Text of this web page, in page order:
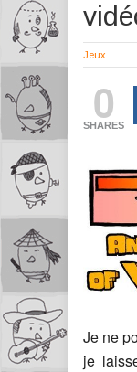
Jeux
0
SHARES
Je ne
je